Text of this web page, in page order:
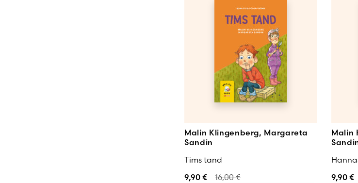
Malin Klingenberg, Margareta
Sandin
Tims tand
9,90€ 16,00€
Malin
9,90€